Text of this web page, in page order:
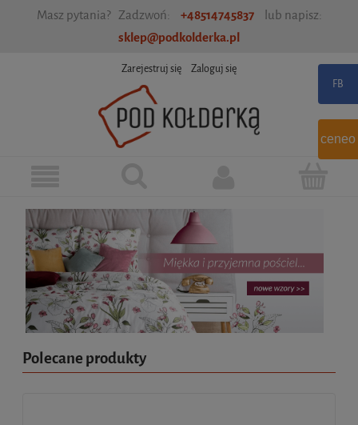
Masz pytania? Zadzwoń: +48514745837
lub napisz:
sklep@podkolderka.pl
Zarejestruj się Zaloguj się
Polecane produkty
ceneo